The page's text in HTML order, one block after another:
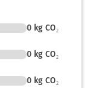
0 kg CO₂
0 kg CO₂
0 kg CO₂